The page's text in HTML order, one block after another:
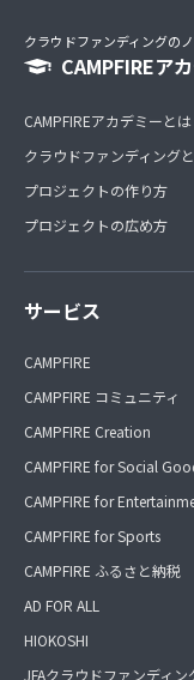
クラウドファンディングの
CAMPFIREア
CAMPFIREアカデミーとは
クラウドファンディング
プロジェクトの作り方
プロジェクトの広め方
サービス
CAMPFIRE
CAMPFIRE コミュニティ
CAMPFIRE Creation
CAMPFIRE for Social
CAMPFIRE for
CAMPFIRE for Sports
CAMPFIRE ふるさと納税
AD FOR ALL
HIOKOSHI
JFAクラウドファンディン